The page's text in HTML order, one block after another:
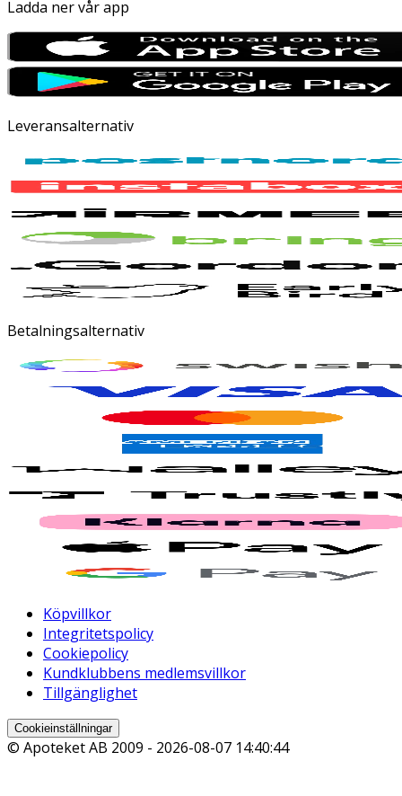
Ladda ner vår app
Leveransalternativ
Betalningsalternativ
Köpvillkor
Integritetspolicy
Cookiepolicy
Kundklubbens medlemsvillkor
Tillgänglighet
Cookieinställningar
© Apoteket AB 2009 - 2026-08-07 14:40:44